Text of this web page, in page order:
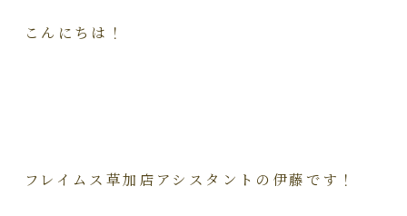
こんにちは！
フレイムス草加店アシスタントの伊藤です！